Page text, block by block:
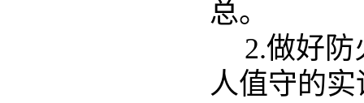
总。
2.做好防
人值守的